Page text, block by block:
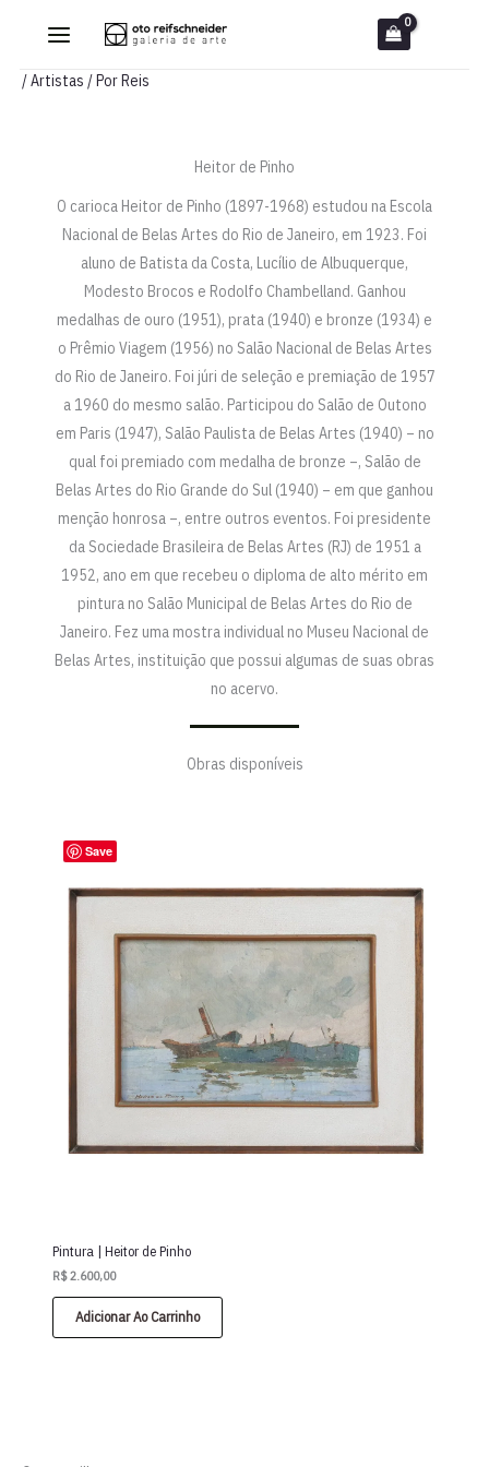
/Artistas / PorReis
Heitor de Pinho
O carioca Heitor de Pinho (1897-1968) estudou na Escola
Nacional de Belas Artes do Rio de Janeiro, em 1923. Foi
aluno de Batista da Costa, Lucílio de Albuquerque,
Modesto Brocos e Rodolfo Chambelland. Ganhou
medalhas de ouro (1951), prata (1940) e bronze (1934) e
o Prêmio Viagem (1956) no Salão Nacional de Belas Artes
do Rio de Janeiro. Foi júri de seleção e premiação de 1957
a 1960 do mesmo salão. Participou do Salão de Outono
em Paris (1947), Salão Paulista de Belas Artes (1940) – no
qual foi premiado com medalha de bronze –, Salão de
Belas Artes do Rio Grande do Sul (1940) – em que ganhou
menção honrosa –, entre outros eventos. Foi presidente
da Sociedade Brasileira de Belas Artes (RJ) de 1951 a
1952, ano em que recebeu o diploma de alto mérito em
pintura no Salão Municipal de Belas Artes do Rio de
Janeiro. Fez uma mostra individual no Museu Nacional de
Belas Artes, instituição que possui algumas de suas obras
no acervo.
Obras disponíveis
Pintura | Heitor de Pinho
R$2.600,00
Adicionar Ao Carrinho
Save